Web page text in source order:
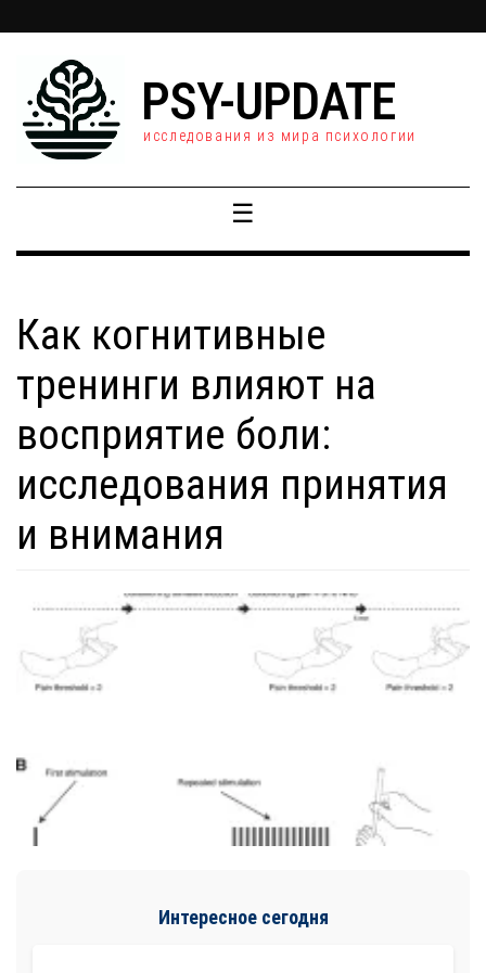
PSY-UPDATE
исследования из мира психологии
☰
Как когнитивные
тренинги влияют на
восприятие боли:
исследования принятия
и внимания
Интересное сегодня